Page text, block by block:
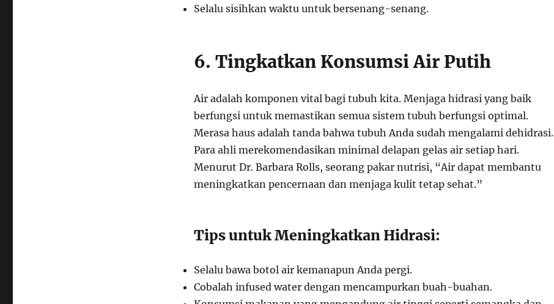
Selalu sisihkan waktu untuk bersenang-senang.
6. Tingkatkan Konsumsi Air Putih
Air adalah komponen vital bagi tubuh kita. Menjaga hidrasi yang baik
berfungsi untuk memastikan semua sistem tubuh berfungsi optimal.
Merasa haus adalah tanda bahwa tubuh Anda sudah mengalami dehidrasi.
Para ahli merekomendasikan minimal delapan gelas air setiap hari.
Menurut Dr. Barbara Rolls, seorang pakar nutrisi, “Air dapat membantu
meningkatkan pencernaan dan menjaga kulit tetap sehat.”
Tips untuk Meningkatkan Hidrasi:
Selalu bawa botol air kemanapun Anda pergi.
Cobalah infused water dengan mencampurkan buah-buahan.